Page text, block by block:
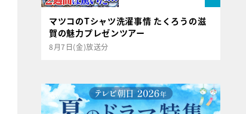
マツコのTシャツ洗濯事情 たくろうの滋
賀の魅力プレゼンツアー
8月7日(金)放送分